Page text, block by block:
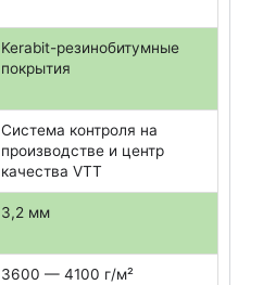
Kerabit-резинобитумные
покрытия
Система контроля на
производстве и центр
качества VTT
3,2 мм
3600 — 4100 г/м²